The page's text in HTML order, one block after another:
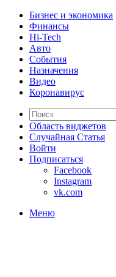
Бизнес и экономика
Финансы
Hi-Tech
Авто
События
Назначения
Видео
Коронавирус
Область виджетов
Случайная Статья
Войти
Подписаться
Facebook
Instagram
vk.com
Меню